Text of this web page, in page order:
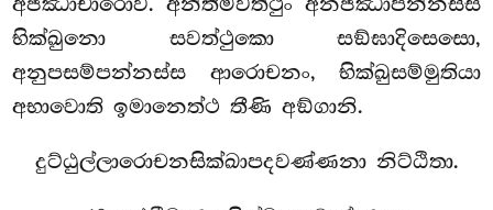
භික්ඛුනො සවත්ථුකො සඞ්ඝාදිසෙසො,
අනුපසම්පන්නස්ස ආරොචනං, භික්ඛුසම්මුතියා
අභාවොති ඉමානෙත්ථ තීණි අඞ්ගානි.
දුට්ඨුල්ලාරොචනසික්ඛාපදවණ්ණනා නිට්ඨිතා.